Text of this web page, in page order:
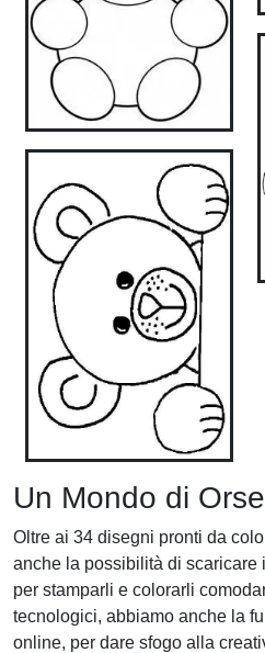
Un Mondo di
Oltre ai 34 disegni pronti da
anche la possibilità di scaricare
per stamparli e colorarli
tecnologici, abbiamo anche la
online, per dare sfogo alla